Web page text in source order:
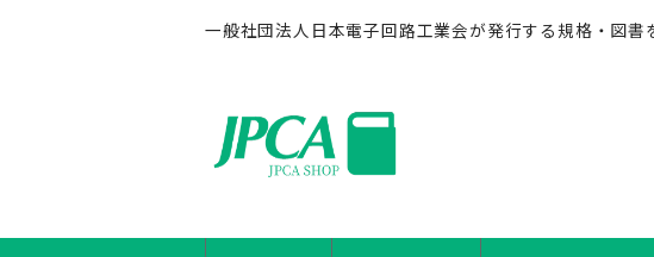
一般社団法人日本電子回路工業会が発行する規格・図書